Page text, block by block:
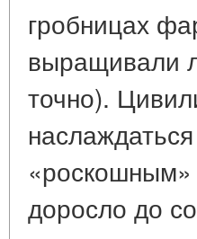
гробницах
выращивали
точно).
«роскошным»
доросло до